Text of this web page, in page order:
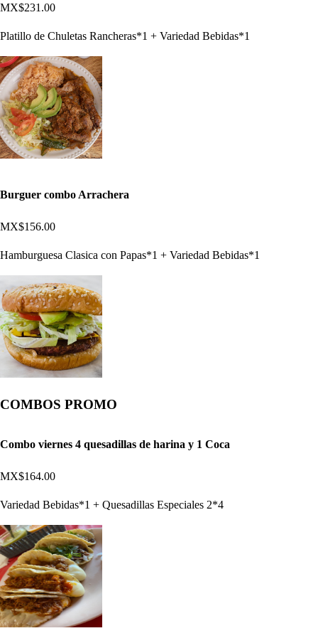
MX$231.00
Platillo de Chuletas Rancheras*1 + Variedad Bebidas*1
Burguer combo Arrachera
MX$156.00
Hamburguesa Clasica con Papas*1 + Variedad Bebidas*1
COMBOS PROMO
Combo viernes 4 quesadillas de harina y 1 Coca
MX$164.00
Variedad Bebidas*1 + Quesadillas Especiales 2*4